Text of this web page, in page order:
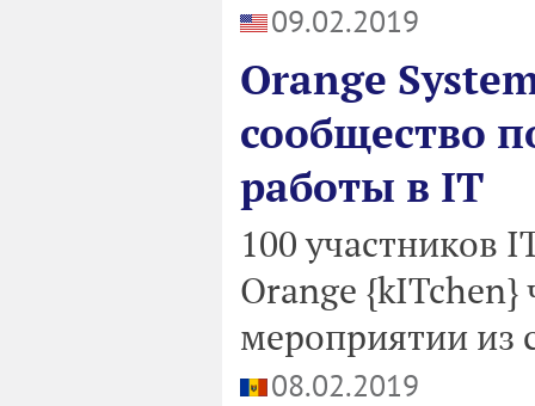
09.02.2019
Orange
сообщество
работы в IT
100 участников
Orange {kITchen}
мероприятии из
08.02.2019